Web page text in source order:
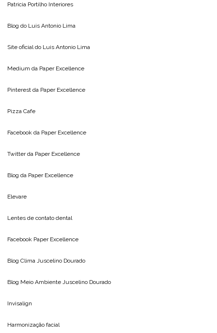
Patricia Portilho Interiores
Blog do Luis Antonio Lima
Site oficial do Luis Antonio Lima
Medium da Paper Excellence
Pinterest da Paper Excellence
Pizza Cafe
Facebook da Paper Excellence
Twitter da Paper Excellence
Blog da Paper Excellence
Elevare
Lentes de contato dental
Facebook Paper Excellence
Blog Clima Juscelino Dourado
Blog Meio Ambiente Juscelino Dourado
Invisalign
Harmonização facial